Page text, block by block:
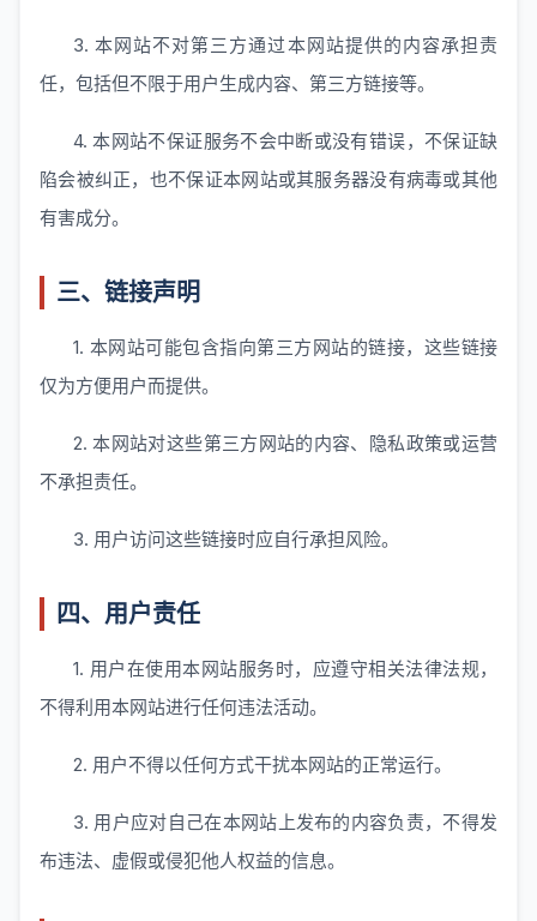
3. 本网站不对第三方通过本网站提供的内容承担责
任，包括但不限于用户生成内容、第三方链接等。
4. 本网站不保证服务不会中断或没有错误，不保证缺
陷会被纠正，也不保证本网站或其服务器没有病毒或其他
有害成分。
三、链接声明
1. 本网站可能包含指向第三方网站的链接，这些链接
仅为方便用户而提供。
2. 本网站对这些第三方网站的内容、隐私政策或运营
不承担责任。
3. 用户访问这些链接时应自行承担风险。
四、用户责任
1. 用户在使用本网站服务时，应遵守相关法律法规，
不得利用本网站进行任何违法活动。
2. 用户不得以任何方式干扰本网站的正常运行。
3. 用户应对自己在本网站上发布的内容负责，不得发
布违法、虚假或侵犯他人权益的信息。